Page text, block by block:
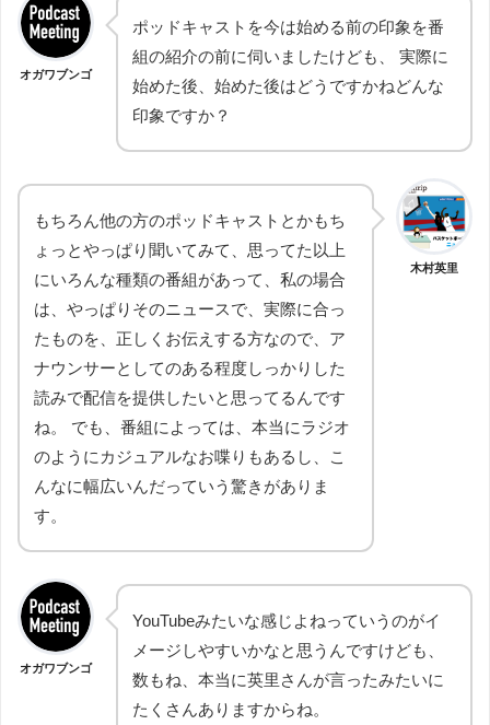
オガワブンゴ
ポッドキャストを今は始める前の印象を番
組の紹介の前に伺いましたけども、 実際に
始めた後、始めた後はどうですかねどんな
印象ですか？
木村英里
もちろん他の方のポッドキャストとかもち
ょっとやっぱり聞いてみて、思ってた以上
にいろんな種類の番組があって、私の場合
は、やっぱりそのニュースで、実際に合っ
たものを、正しくお伝えする方なので、ア
ナウンサーとしてのある程度しっかりした
読みで配信を提供したいと思ってるんです
ね。 でも、番組によっては、本当にラジオ
のようにカジュアルなお喋りもあるし、こ
んなに幅広いんだっていう驚きがありま
す。
オガワブンゴ
YouTubeみたいな感じよねっていうのがイ
メージしやすいかなと思うんですけども、
数もね、本当に英里さんが言ったみたいに
たくさんありますからね。